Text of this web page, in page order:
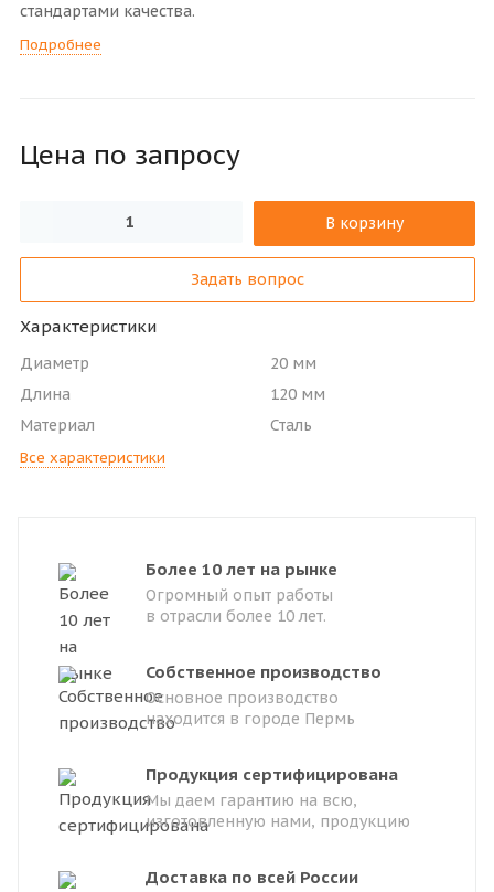
стандартами качества.
Подробнее
Цена по запросу
В корзину
Задать вопрос
Характеристики
Диаметр
20 мм
Длина
120 мм
Материал
Сталь
Все характеристики
Более 10 лет на рынке
Огромный опыт работы
в отрасли более 10 лет.
Собственное производство
Основное производство
находится в городе Пермь
Продукция сертифицирована
Мы даем гарантию на всю,
изготовленную нами, продукцию
Доставка по всей России